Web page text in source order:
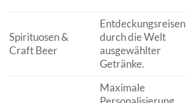
Spirituosen &
Craft Beer
Entdeckungsreisen
durch die Welt
ausgewählter
Getränke.
Maximale